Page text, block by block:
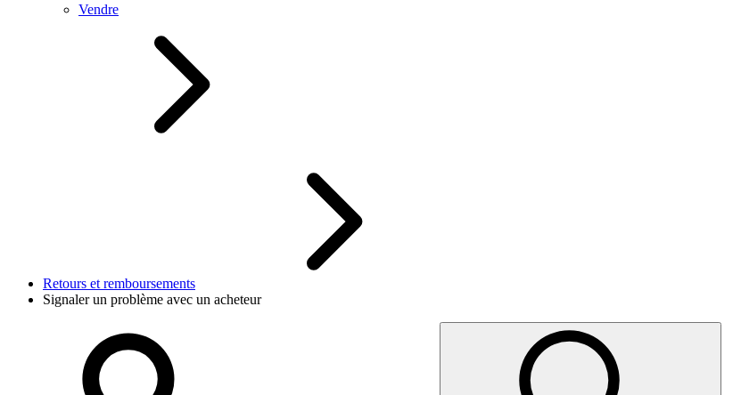
Vendre
Retours et remboursements
Signaler un problème avec un acheteur